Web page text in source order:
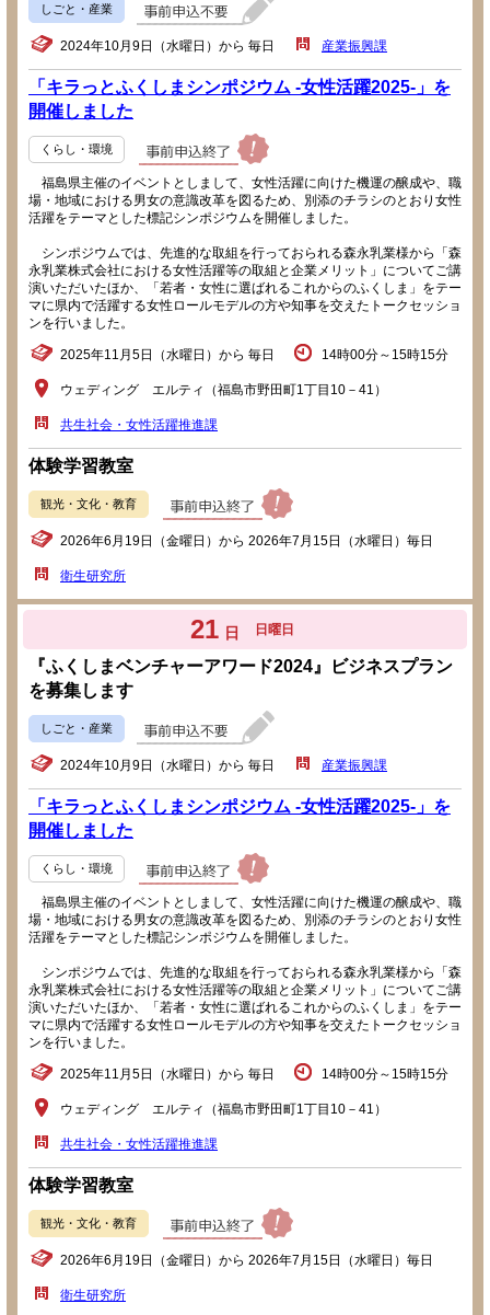
しごと・産業
2024年10月9日（水曜日）から 毎日 産業振興課
「キラっとふくしまシンポジウム -女性活躍2025-」を
開催しました
くらし・環境
福島県主催のイベントとしまして、女性活躍に向けた機運の醸成や、職
場・地域における男女の意識改革を図るため、別添のチラシのとおり女性
活躍をテーマとした標記シンポジウムを開催しました。
シンポジウムでは、先進的な取組を行っておられる森永乳業様から「森
永乳業株式会社における女性活躍等の取組と企業メリット」についてご講
演いただいたほか、「若者・女性に選ばれるこれからのふくしま」をテー
マに県内で活躍する女性ロールモデルの方や知事を交えたトークセッショ
ンを行いました。
2025年11月5日（水曜日）から 毎日 14時00分～15時15分
ウェディング エルティ（福島市野田町1丁目10－41）
共生社会・女性活躍推進課
体験学習教室
観光・文化・教育
2026年6月19日（金曜日）から 2026年7月15日（水曜日）毎日
衛生研究所
21 日 日曜日
『ふくしまベンチャーアワード2024』ビジネスプラン
を募集します
しごと・産業
2024年10月9日（水曜日）から 毎日 産業振興課
「キラっとふくしまシンポジウム -女性活躍2025-」を
開催しました
くらし・環境
福島県主催のイベントとしまして、女性活躍に向けた機運の醸成や、職
場・地域における男女の意識改革を図るため、別添のチラシのとおり女性
活躍をテーマとした標記シンポジウムを開催しました。
シンポジウムでは、先進的な取組を行っておられる森永乳業様から「森
永乳業株式会社における女性活躍等の取組と企業メリット」についてご講
演いただいたほか、「若者・女性に選ばれるこれからのふくしま」をテー
マに県内で活躍する女性ロールモデルの方や知事を交えたトークセッショ
ンを行いました。
2025年11月5日（水曜日）から 毎日 14時00分～15時15分
ウェディング エルティ（福島市野田町1丁目10－41）
共生社会・女性活躍推進課
体験学習教室
観光・文化・教育
2026年6月19日（金曜日）から 2026年7月15日（水曜日）毎日
衛生研究所